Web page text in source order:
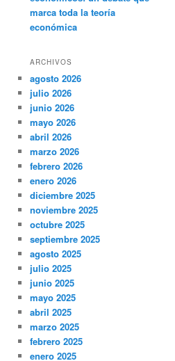
marca toda la teoría
económica
ARCHIVOS
agosto 2026
julio 2026
junio 2026
mayo 2026
abril 2026
marzo 2026
febrero 2026
enero 2026
diciembre 2025
noviembre 2025
octubre 2025
septiembre 2025
agosto 2025
julio 2025
junio 2025
mayo 2025
abril 2025
marzo 2025
febrero 2025
enero 2025